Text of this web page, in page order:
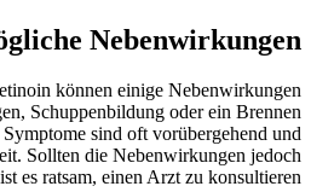
Nebenwirkungen
können einige Nebenwirkungen
Schuppenbildung oder ein Brennen
sind oft vorübergehend und
Sollten die Nebenwirkungen jedoch
es ratsam, einen Arzt zu konsultieren.